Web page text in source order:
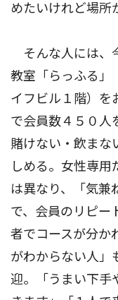
めたいけれど場所
そんな人には、
教室「らっふる」
イフビル１階）を
で会員数４５０人
賭けない・飲まな
しめる。女性専用
は異なり、「気兼
で、会員のリピー
者でコースが分か
がわからない人」
迎。「うまい下手